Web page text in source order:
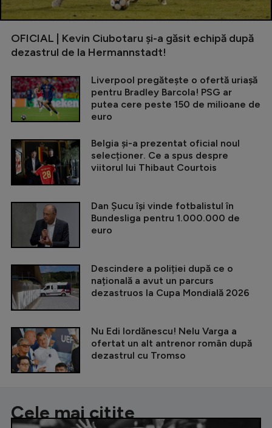
OFICIAL | Kevin Ciubotaru și-a găsit echipă după
dezastrul de la Hermannstadt!
Liverpool pregătește o ofertă uriașă
pentru Bradley Barcola! PSG ar
putea cere peste 150 de milioane de
euro
Belgia și-a prezentat oficial noul
selecționer. Ce a spus despre
viitorul lui Thibaut Courtois
Dan Șucu își vinde fotbalistul în
Bundesliga pentru 1.000.000 de
euro
Descindere a poliției după ce o
națională a avut un parcurs
dezastruos la Cupa Mondială 2026
Nu Edi Iordănescu! Nelu Varga a
ofertat un alt antrenor român după
dezastrul cu Tromso
Cele mai citite